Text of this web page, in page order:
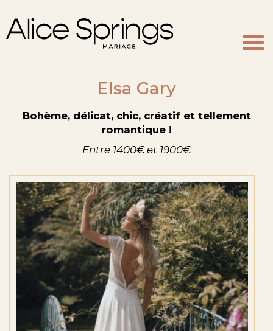
Elsa Gary
Bohème, délicat, chic, créatif et tellement
romantique !
Entre 1400€ et 1900€